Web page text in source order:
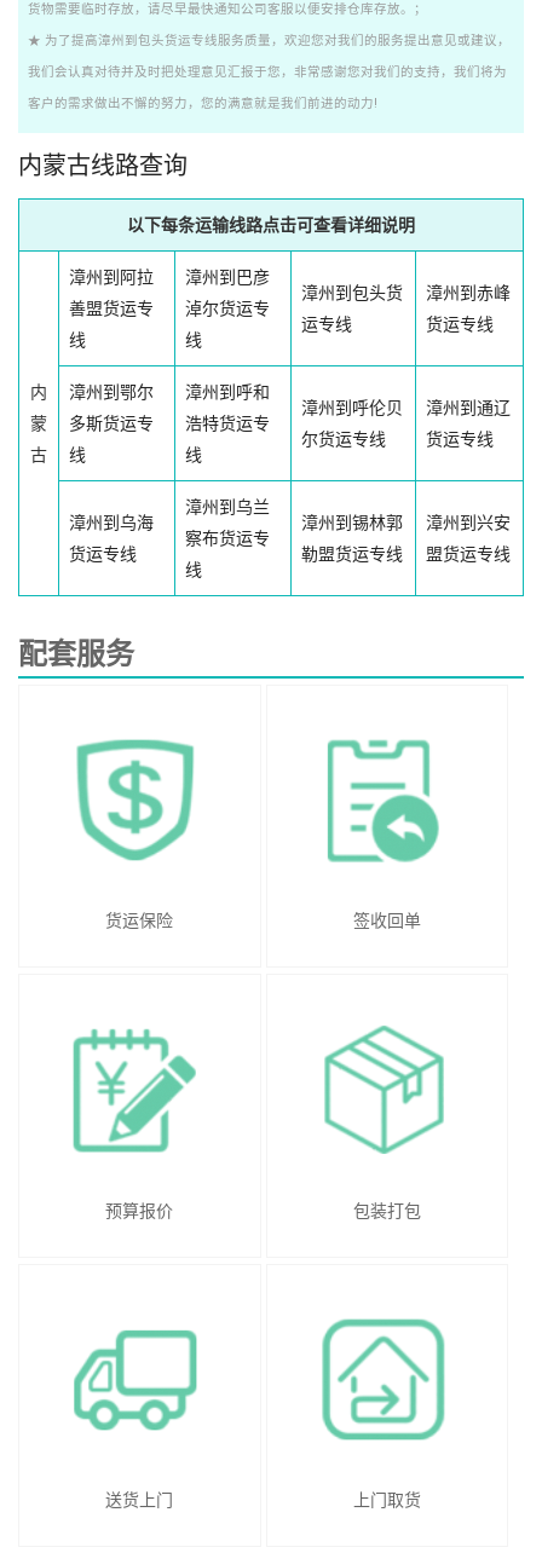
货物需要临时存放，请尽早最快通知公司客服以便安排仓库存放。；
★ 为了提高漳州到包头货运专线服务质量，欢迎您对我们的服务提出意见或建议，
我们会认真对待并及时把处理意见汇报于您，非常感谢您对我们的支持，我们将为
客户的需求做出不懈的努力，您的满意就是我们前进的动力!
内蒙古线路查询
以下每条运输线路点击可查看详细说明
内
蒙
古
漳州到阿拉
善盟货运专
线
漳州到巴彦
淖尔货运专
线
漳州到包头货
运专线
漳州到赤峰
货运专线
漳州到鄂尔
多斯货运专
线
漳州到呼和
浩特货运专
线
漳州到呼伦贝
尔货运专线
漳州到通辽
货运专线
漳州到乌海
货运专线
漳州到乌兰
察布货运专
线
漳州到锡林郭
勒盟货运专线
漳州到兴安
盟货运专线
配套服务
货运保险 签收回单
预算报价 包装打包
送货上门 上门取货